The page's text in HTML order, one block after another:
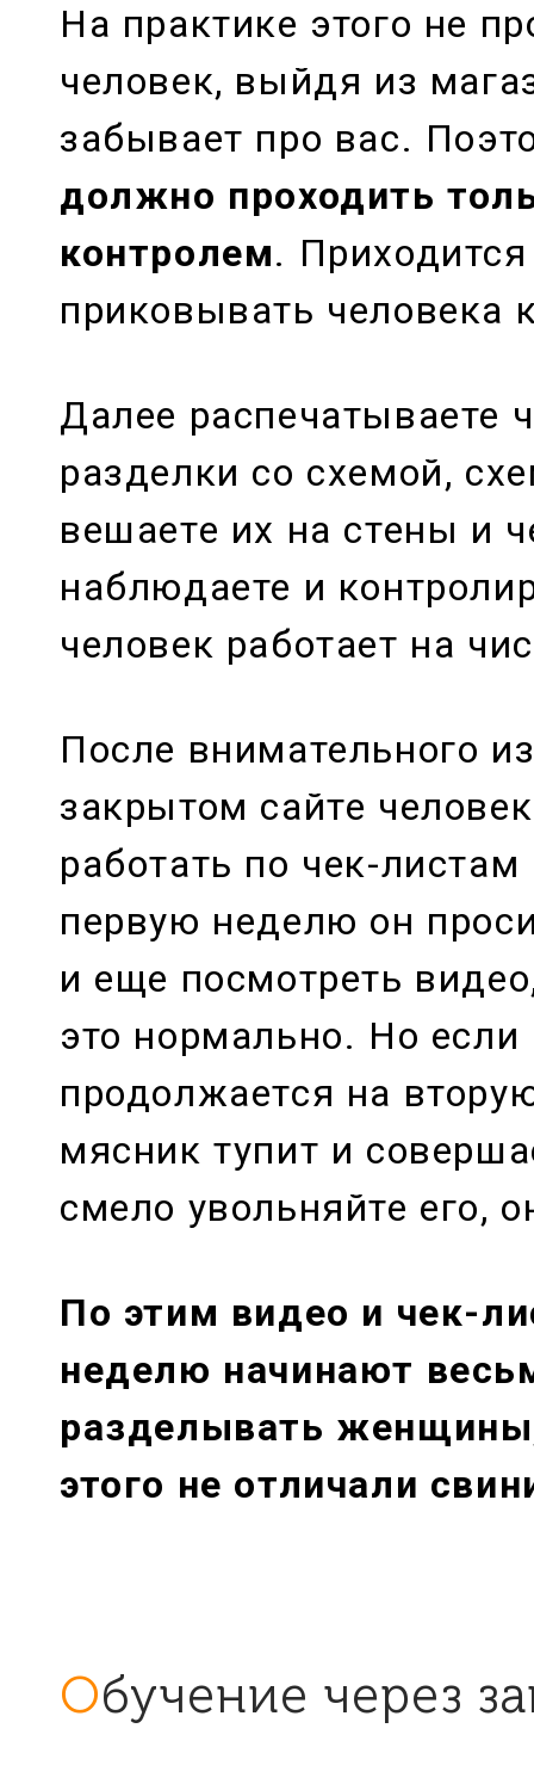
На практике этого не
человек, выйдя из
забывает про вас.
должно проходить
контролем.
приковывать человека
Далее распечатываете
разделки со схемой,
вешаете их на стены и
наблюдаете и
человек работает на
После внимательного
закрытом сайте
работать по чек-листам
первую неделю он
и еще посмотреть
это нормально. Но если
продолжается на
мясник тупит и
смело увольняйте его,
По этим видео и чек-
неделю начинают
разделывать
этого не отличали
Обучение через